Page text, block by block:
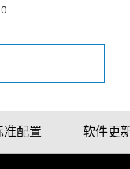
准配置 软件更